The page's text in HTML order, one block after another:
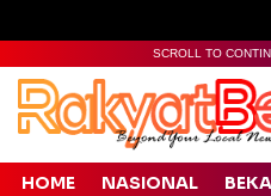
SCROLL TO
HOME NASIONAL